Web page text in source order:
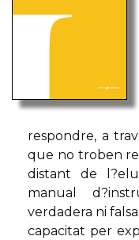
respondre, a
que no troben
distant de
manual
verdadera ni
capacitat per